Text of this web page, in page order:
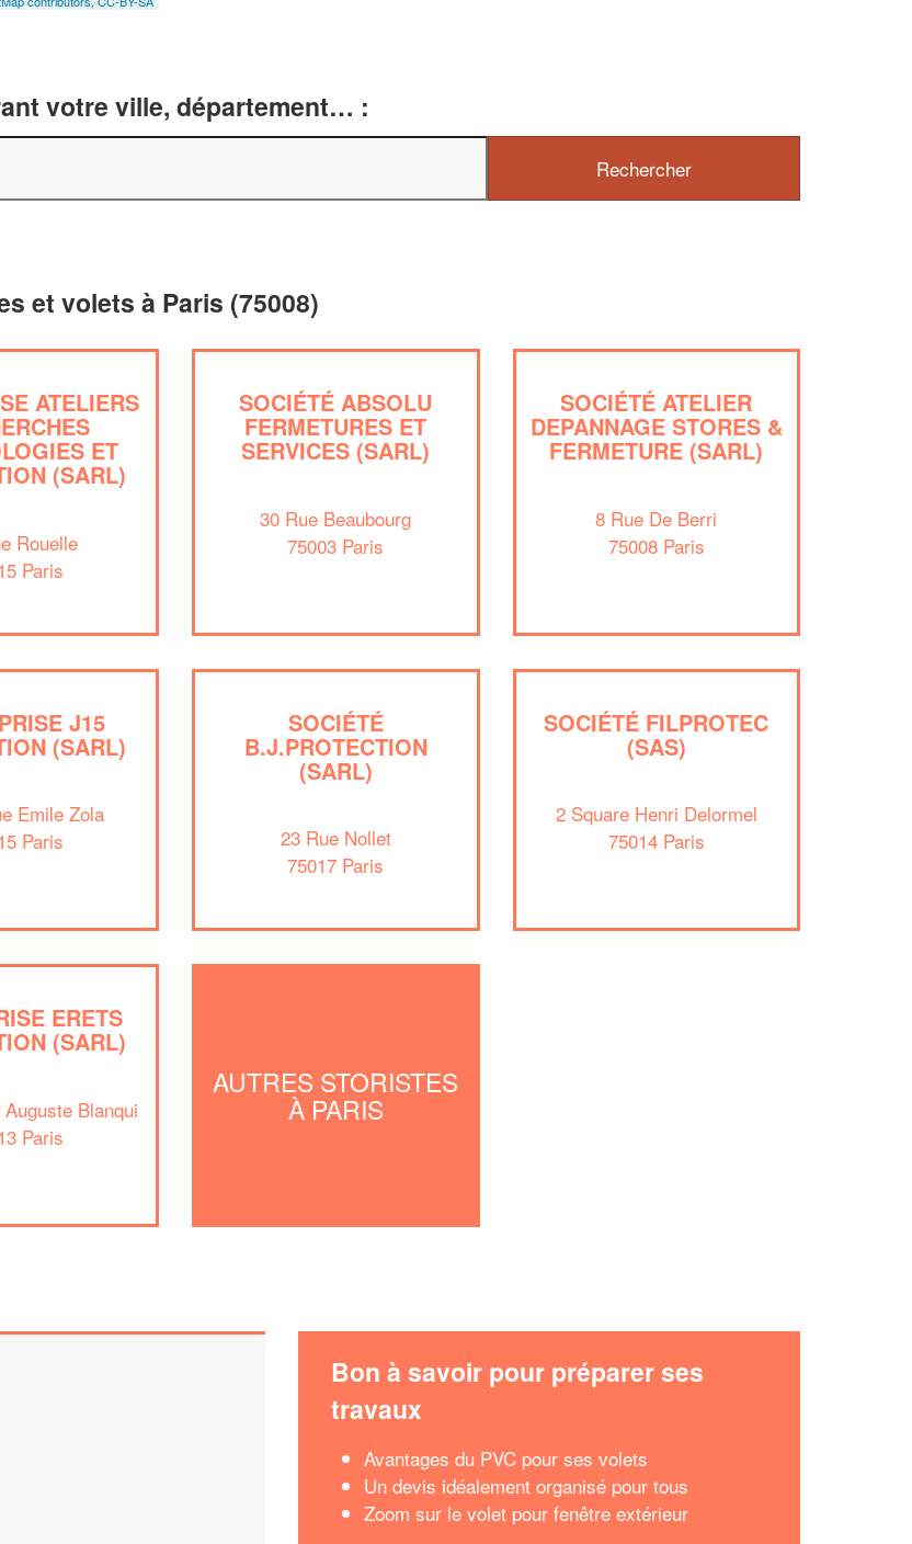
votre ville, département… :
et volets à Paris (75008)
ATELIERS
ET
(SARL)
Rouelle
Paris
SOCIÉTÉ ABSOLU
FERMETURES ET
SERVICES (SARL)
30 Rue Beaubourg
75003 Paris
SOCIÉTÉ ATELIER
DEPANNAGE STORES &
FERMETURE (SARL)
8 Rue De Berri
75008 Paris
J15
(SARL)
Emile Zola
Paris
SOCIÉTÉ
B.J.PROTECTION
(SARL)
23 Rue Nollet
75017 Paris
SOCIÉTÉ FILPROTEC
(SAS)
2 Square Henri Delormel
75014 Paris
ERETS
(SARL)
Blanqui
Paris
AUTRES STORISTES
À PARIS
Bon à savoir pour préparer ses
travaux
Avantages du PVC pour ses volets
Un devis idéalement organisé pour tous
Zoom sur le volet pour fenêtre extérieur
✕
Vous êtes un
professionnel ?
Augmentez votre
vosmargestout en gagnant de
En savoir plus